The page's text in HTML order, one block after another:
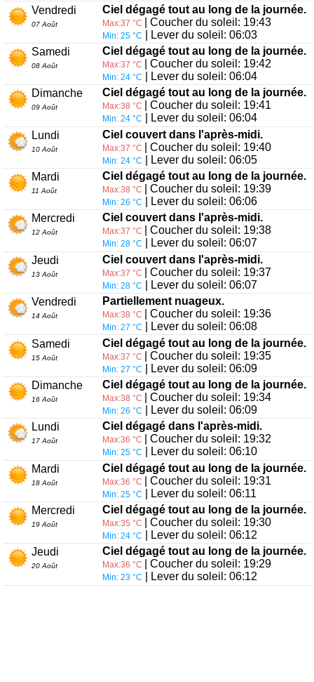
Vendredi
07 Août
Ciel dégagé tout au long de la journée.
Max:37 °C | Coucher du soleil: 19:43
Min: 25 °C
| Lever du soleil: 06:03
Samedi
08 Août
Ciel dégagé tout au long de la journée.
Max:37 °C | Coucher du soleil: 19:42
Min: 24 °C
| Lever du soleil: 06:04
Dimanche
09 Août
Ciel dégagé tout au long de la journée.
Max:38 °C | Coucher du soleil: 19:41
Min: 24 °C
| Lever du soleil: 06:04
Lundi
10 Août
Ciel couvert dans l'après-midi.
Max:37 °C | Coucher du soleil: 19:40
Min: 24 °C
| Lever du soleil: 06:05
Mardi
11 Août
Ciel dégagé tout au long de la journée.
Max:38 °C | Coucher du soleil: 19:39
Min: 26 °C
| Lever du soleil: 06:06
Mercredi
12 Août
Ciel couvert dans l'après-midi.
Max:37 °C | Coucher du soleil: 19:38
Min: 28 °C
| Lever du soleil: 06:07
Jeudi
13 Août
Ciel couvert dans l'après-midi.
Max:37 °C | Coucher du soleil: 19:37
Min: 28 °C
| Lever du soleil: 06:07
Vendredi
14 Août
Partiellement nuageux.
Max:38 °C | Coucher du soleil: 19:36
Min: 27 °C
| Lever du soleil: 06:08
Samedi
15 Août
Ciel dégagé tout au long de la journée.
Max:37 °C | Coucher du soleil: 19:35
Min: 27 °C
| Lever du soleil: 06:09
Dimanche
16 Août
Ciel dégagé tout au long de la journée.
Max:38 °C | Coucher du soleil: 19:34
Min: 26 °C
| Lever du soleil: 06:09
Lundi
17 Août
Ciel dégagé dans l'après-midi.
Max:36 °C | Coucher du soleil: 19:32
Min: 25 °C
| Lever du soleil: 06:10
Mardi
18 Août
Ciel dégagé tout au long de la journée.
Max:36 °C | Coucher du soleil: 19:31
Min: 25 °C
| Lever du soleil: 06:11
Mercredi
19 Août
Ciel dégagé tout au long de la journée.
Max:35 °C | Coucher du soleil: 19:30
Min: 24 °C
| Lever du soleil: 06:12
Jeudi
20 Août
Ciel dégagé tout au long de la journée.
Max:36 °C | Coucher du soleil: 19:29
Min: 23 °C | Lever du soleil: 06:12